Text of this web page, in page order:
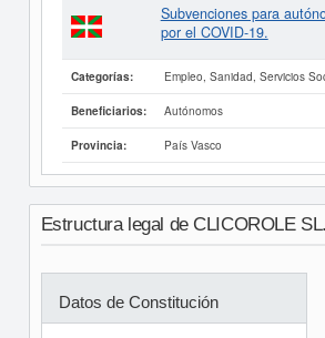
Subvenciones para
por el COVID-19.
Categorías: Empleo, Sanidad, Servicios
Beneficiarios: Autónomos
Provincia: País Vasco
Estructura legal de CLICOROLE SL.
Datos de Constitución